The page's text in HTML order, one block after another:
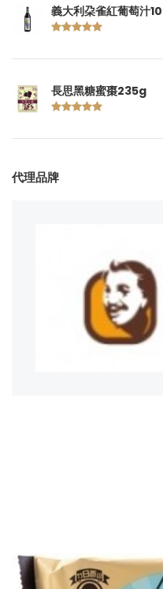
義大利朶雀紅葡萄汁
長思黑糖蜜棗235g
代理品牌